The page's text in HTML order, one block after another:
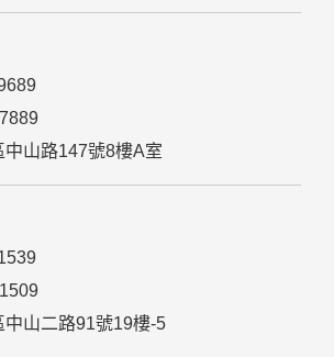
中山路147號8樓A室
中山二路91號19樓-5